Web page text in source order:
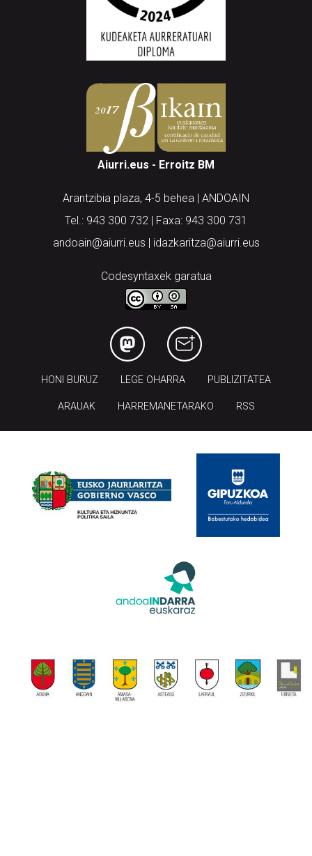
Aiurri.eus - Erroitz BM
Arantzibia plaza, 4-5 behea | ANDOAIN
Tel.: 943 300 732 | Faxa: 943 300 731
andoain@aiurri.eus | idazkaritza@aiurri.eus
Codesyntaxek garatua
HONI BURUZ LEGE OHARRA PUBLIZITATEA
ARAUAK HARREMANETARAKO RSS